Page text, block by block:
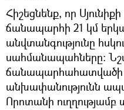
Հիշեցնենք, որ
ճանապարհի 21 կմ
անվտանգությունը
սահմանապահները։
ճանապարհահատվածի
անխափանությունն
Որոտանի